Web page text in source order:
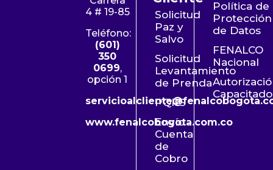
4 # 19-85
Teléfono:
(601)
350
0699,
opción 1
www.fenalcobogota.com.co
Solicitud
Paz y
Salvo
Solicitud
Levantamiento
de Prenda
PQRS
Envío
Cuenta
de
Cobro
Política de
Protección
de Datos
FENALCO
Nacional